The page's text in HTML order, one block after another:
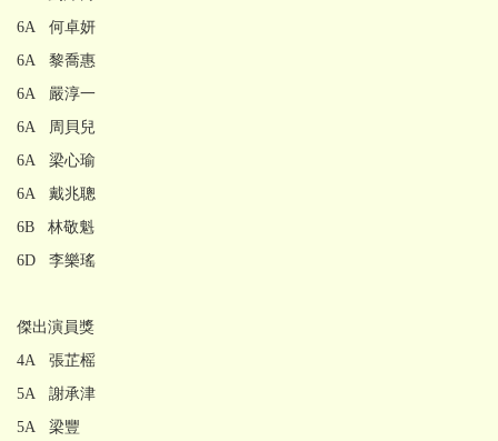
6A 何卓妍
6A 黎喬惠
6A 嚴淳一
6A 周貝兒
6A 梁心瑜
6A 戴兆聰
6B 林敬魁
6D 李樂瑤
傑出演員獎
4A 張芷榣
5A 謝承津
5A 梁豐